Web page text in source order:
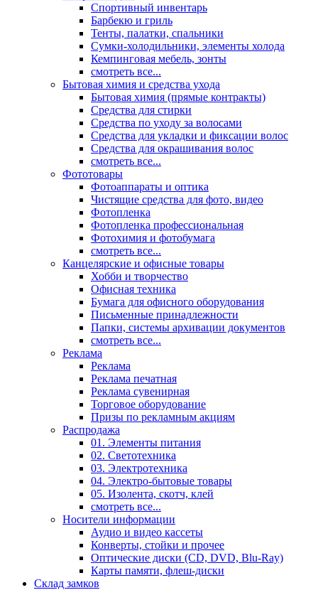
Спортивный инвентарь
Барбекю и гриль
Тенты, палатки, спальники
Сумки-холодильники, элементы холода
Кемпинговая мебель, зонты
смотреть все...
Бытовая химия и средства ухода
Бытовая химия (прямые контракты)
Средства для стирки
Средства по уходу за волосами
Средства для укладки и фиксации волос
Средства для окрашивания волос
смотреть все...
Фототовары
Фотоаппараты и оптика
Чистящие средства для фото, видео
Фотопленка
Фотопленка профессиональная
Фотохимия и фотобумага
смотреть все...
Канцелярские и офисные товары
Хобби и творчество
Офисная техника
Бумага для офисного оборудования
Письменные принадлежности
Папки, системы архивации документов
смотреть все...
Реклама
Реклама
Реклама печатная
Реклама сувенирная
Торговое оборудование
Призы по рекламным акциям
Распродажа
01. Элементы питания
02. Светотехника
03. Электротехника
04. Электро-бытовые товары
05. Изолента, скотч, клей
смотреть все...
Носители информации
Аудио и видео кассеты
Конверты, стойки и прочее
Оптические диски (CD, DVD, Blu-Ray)
Карты памяти, флеш-диски
Склад замков